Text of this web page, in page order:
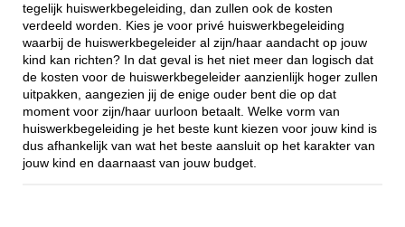
tegelijk huiswerkbegeleiding, dan zullen ook de kosten
verdeeld worden. Kies je voor privé huiswerkbegeleiding
waarbij de huiswerkbegeleider al zijn/haar aandacht op jouw
kind kan richten? In dat geval is het niet meer dan logisch dat
de kosten voor de huiswerkbegeleider aanzienlijk hoger zullen
uitpakken, aangezien jij de enige ouder bent die op dat
moment voor zijn/haar uurloon betaalt. Welke vorm van
huiswerkbegeleiding je het beste kunt kiezen voor jouw kind is
dus afhankelijk van wat het beste aansluit op het karakter van
jouw kind en daarnaast van jouw budget.